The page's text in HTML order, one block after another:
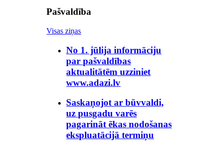
Pašvaldība
Visas ziņas
No 1. jūlija informāciju
par pašvaldības
aktualitātēm uzziniet
www.adazi.lv
Saskaņojot ar būvvaldi,
uz pusgadu varēs
pagarināt ēkas nodošanas
ekspluatācijā termiņu